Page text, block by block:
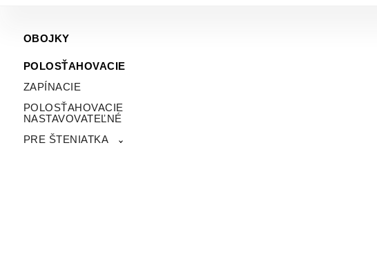
OBOJKY
POLOSŤAHOVACIE
ZAPÍNACIE
POLOSŤAHOVACIE
NASTAVOVATEĽNÉ
PRE ŠTENIATKA